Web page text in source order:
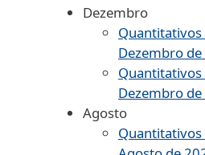
Dezembro
Quantitativos
Dezembro
Quantitativos
Dezembro
Agosto
Quantitativos